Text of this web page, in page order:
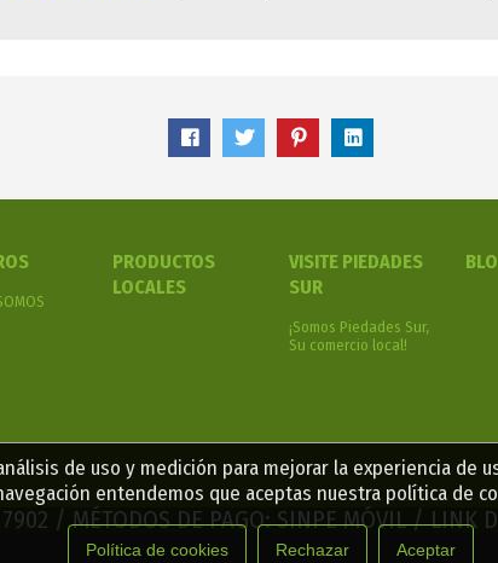
PRODUCTOS
LOCALES
VISITE PIEDADES
SUR
¡Somos Piedades Sur,
Su comercio local!
/ MÉTODOS DE PAGO: SINPE MÓVIL / LINK
de uso y medición para mejorar la experiencia de
entendemos que aceptas nuestra política de
Política de cookies Rechazar Aceptar